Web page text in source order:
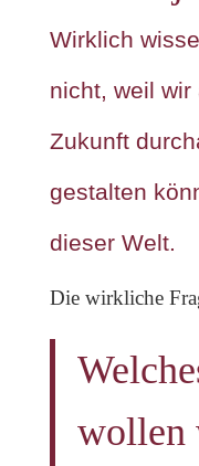
Wirklich
nicht, weil
Zukunft
gestalten
dieser Welt.
Die wirkliche
wollen